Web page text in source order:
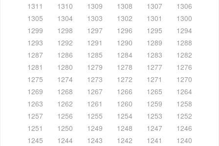
1311
1310 1309 1308 1307
1306
1305
1304 1303 1302 1301
1300
1299
1298 1297 1296 1295
1294
1293
1292 1291 1290 1289
1288
1287
1286 1285 1284 1283
1282
1281
1280 1279 1278 1277
1276
1275
1274 1273 1272 1271
1270
1269
1268 1267 1266 1265
1264
1263
1262 1261 1260 1259
1258
1257
1256 1255 1254 1253
1252
1251
1250 1249 1248 1247
1246
1245
1244 1243 1242 1241
1240